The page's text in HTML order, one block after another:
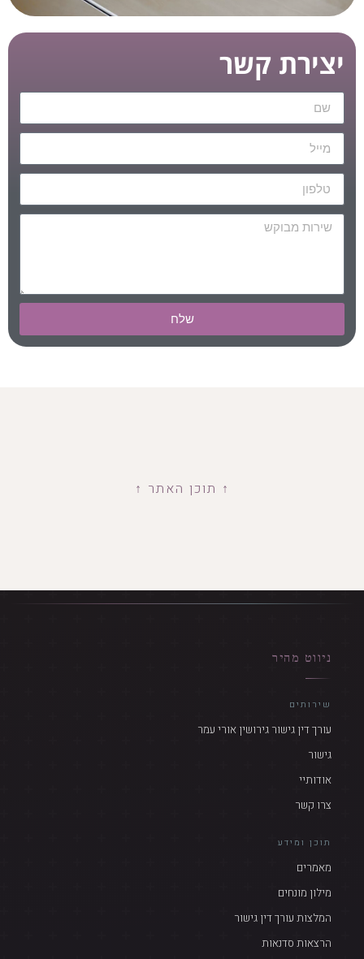
יצירת קשר
שלח
↑ תוכן האתר ↑
ניווט מהיר
שירותים
עורך דין גישור גירושין אורי עמר
גישור
אודותיי
צרו קשר
תוכן ומידע
מאמרים
מילון מונחים
המלצות עורך דין גישור
הרצאות סדנאות